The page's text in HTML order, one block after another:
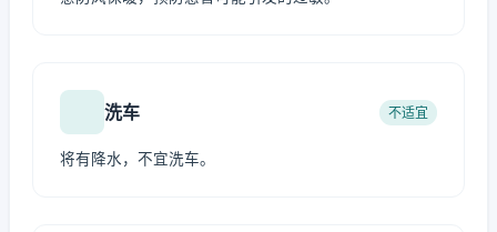
洗车 不适宜
将有降水，不宜洗车。